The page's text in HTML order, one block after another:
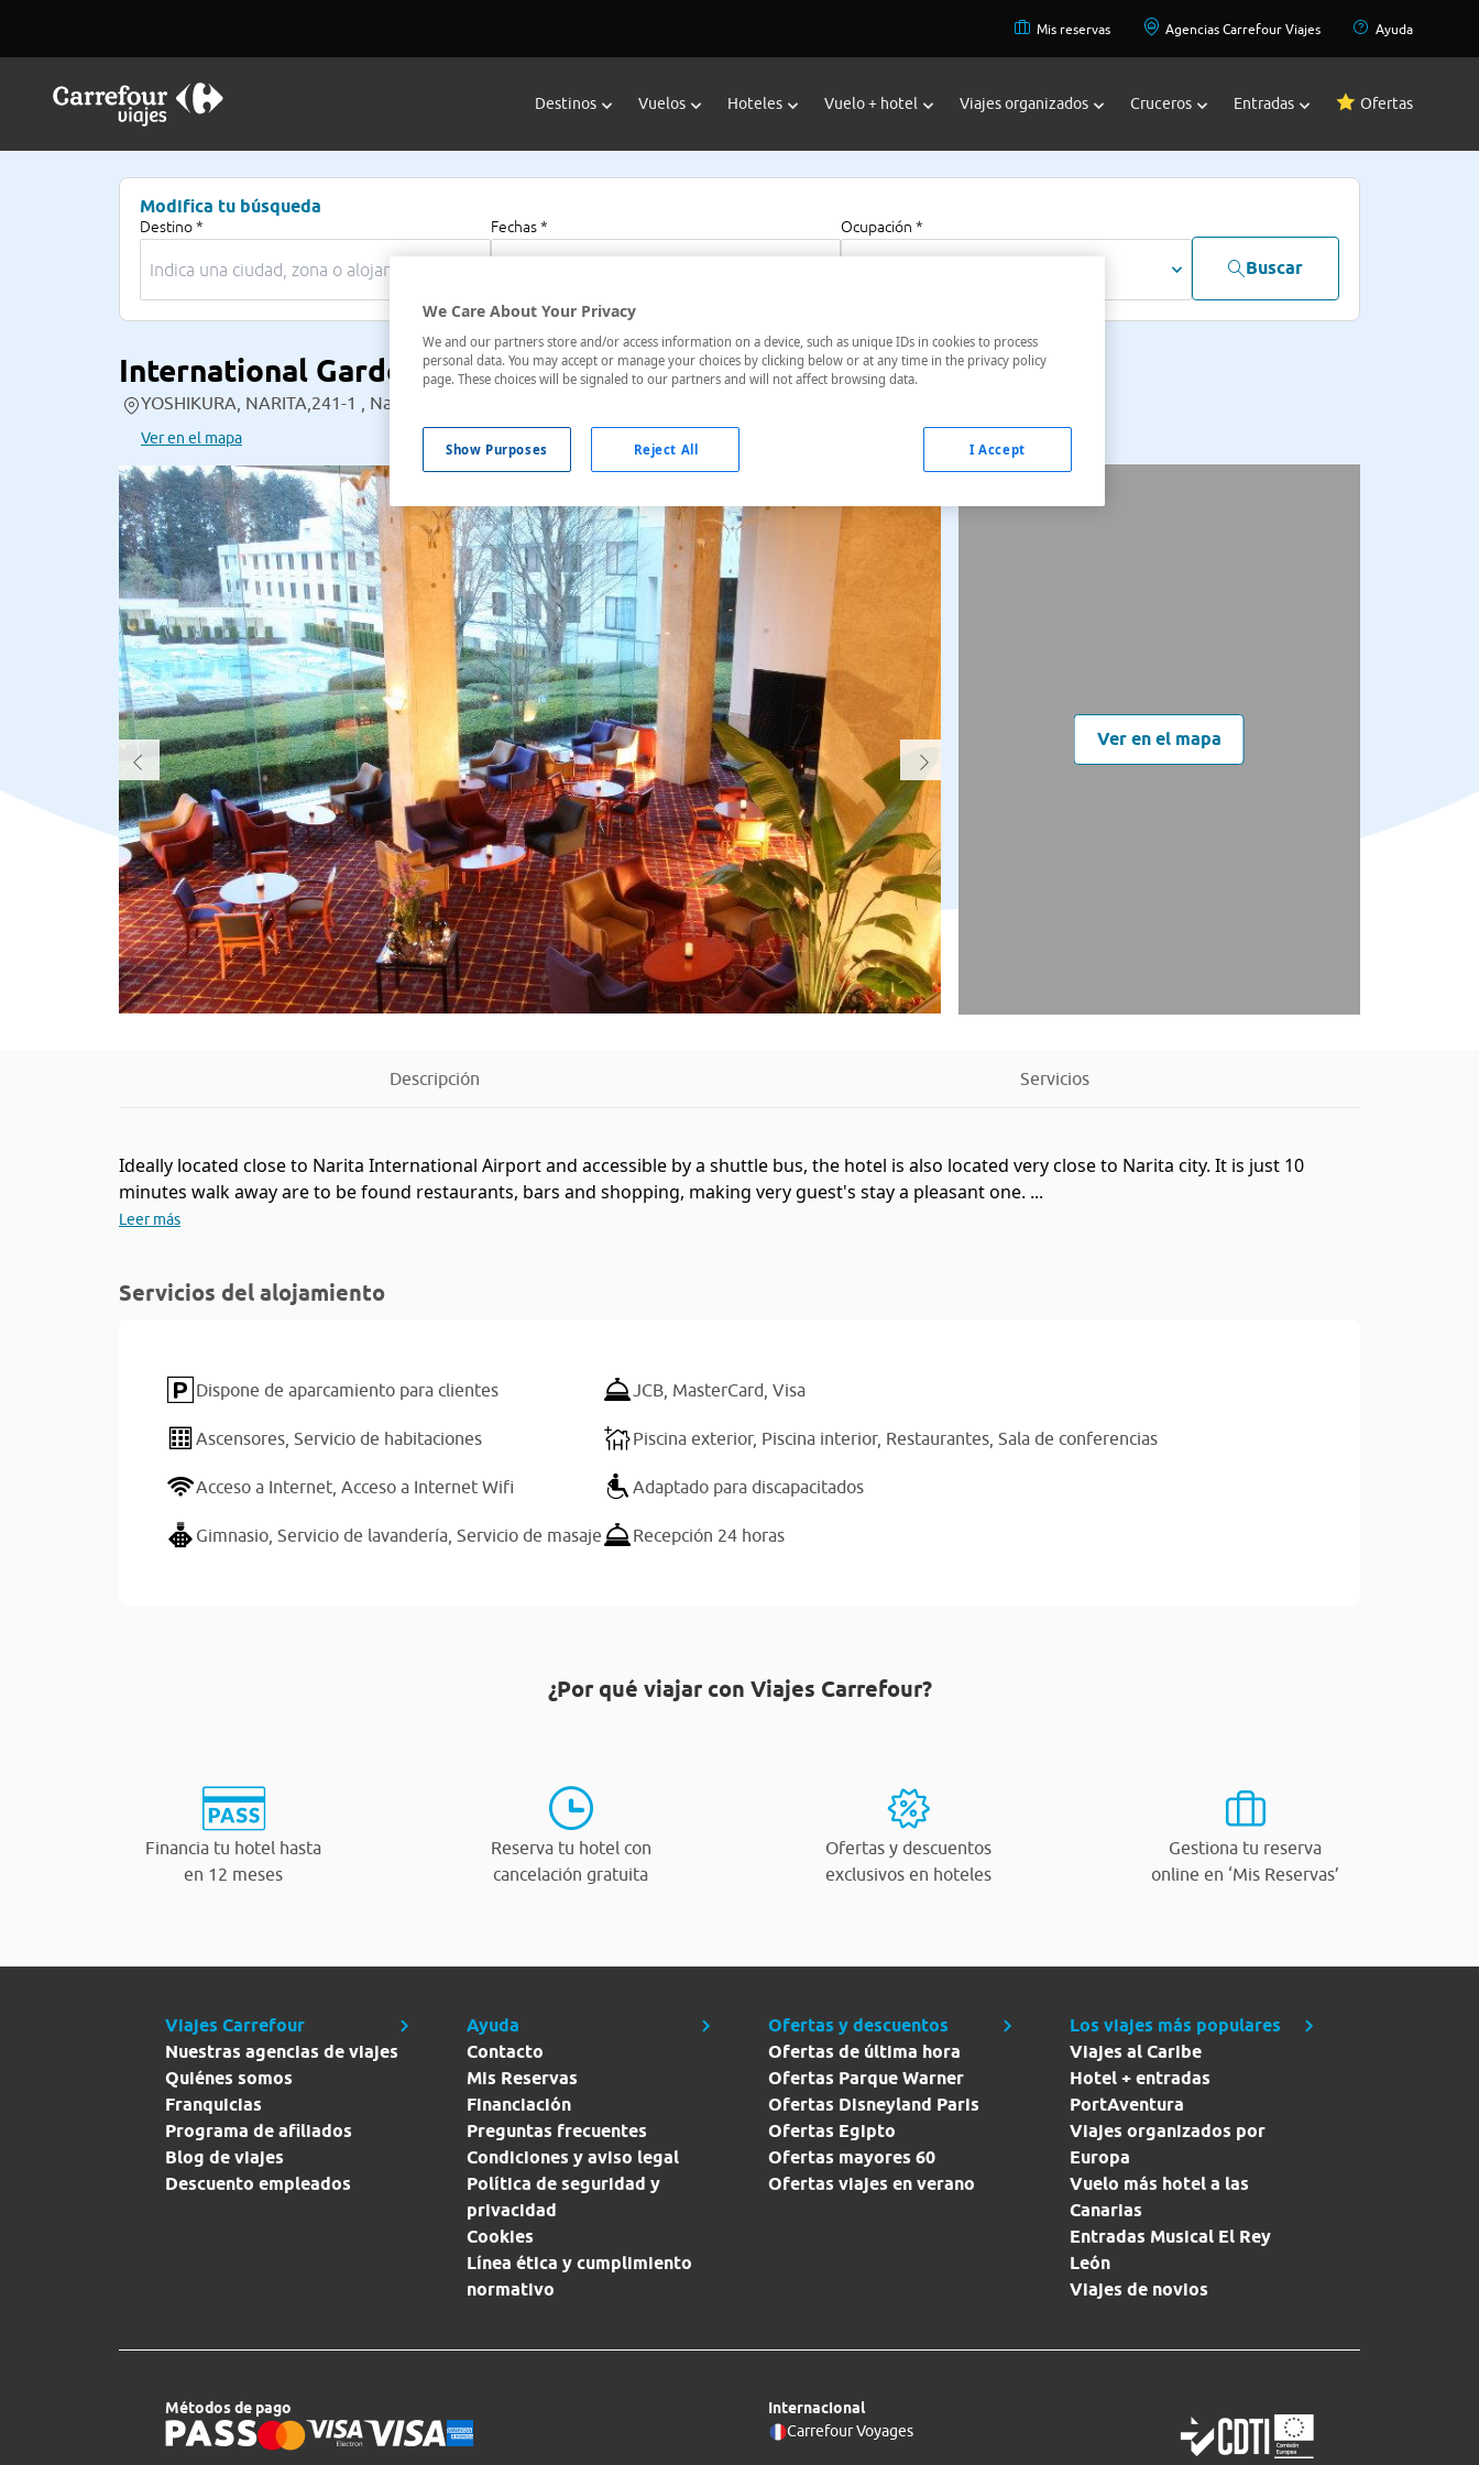
Mis reservas Agencias Carrefour Viajes Ayuda
Destinos Vuelos Hoteles Vuelo + hotel Viajes organizados Cruceros Entradas Ofertas
Modifica tu búsqueda
Destino * Fechas * Ocupación *
Buscar
International Garden Hotel Narita
YOSHIKURA, NARITA,241-1 , Narita, Kanto, Japón
Ver en el mapa
Ver en el mapa
Descripción Servicios
Ideally located close to Narita International Airport and accessible by a shuttle bus, the hotel is also located very close to Narita city. It is just 10
minutes walk away are to be found restaurants, bars and shopping, making very guest's stay a pleasant one. ...
Leer más
Servicios del alojamiento
Dispone de aparcamiento para clientes
Ascensores, Servicio de habitaciones
Acceso a Internet, Acceso a Internet Wifi
Gimnasio, Servicio de lavandería, Servicio de masaje
JCB, MasterCard, Visa
Piscina exterior, Piscina interior, Restaurantes, Sala de conferencias
Adaptado para discapacitados
Recepción 24 horas
¿Por qué viajar con Viajes Carrefour?
Financia tu hotel hasta
en 12 meses
Reserva tu hotel con
cancelación gratuita
Ofertas y descuentos
exclusivos en hoteles
Gestiona tu reserva
online en ‘Mis Reservas’
Viajes Carrefour
Nuestras agencias de viajes
Quiénes somos
Franquicias
Programa de afiliados
Blog de viajes
Descuento empleados
Ayuda
Contacto
Mis Reservas
Financiación
Preguntas frecuentes
Condiciones y aviso legal
Política de seguridad y
privacidad
Cookies
Línea ética y cumplimiento
normativo
Ofertas y descuentos
Ofertas de última hora
Ofertas Parque Warner
Ofertas Disneyland Paris
Ofertas Egipto
Ofertas mayores 60
Ofertas viajes en verano
Los viajes más populares
Viajes al Caribe
Hotel + entradas
PortAventura
Viajes organizados por
Europa
Vuelo más hotel a las
Canarias
Entradas Musical El Rey
León
Viajes de novios
Métodos de pago
Internacional
Carrefour Voyages
We Care About Your Privacy
We and our partners store and/or access information on a device, such as unique IDs in cookies to process
personal data. You may accept or manage your choices by clicking below or at any time in the privacy policy
page. These choices will be signaled to our partners and will not affect browsing data.
Show Purposes Reject All I Accept